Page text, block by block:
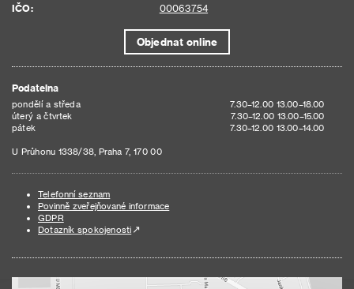
IČO:
00063754
Objednat online
Podatelna
pondělí a středa
7.30–12.00 13.00–18.00
úterý a čtvrtek
7.30–12.00 13.00–15.00
pátek
7.30–12.00 13.00–14.00
U Průhonu 1338/38, Praha 7, 170 00
Telefonní seznam
Povinně zveřejňované informace
GDPR
Dotazník spokojenosti